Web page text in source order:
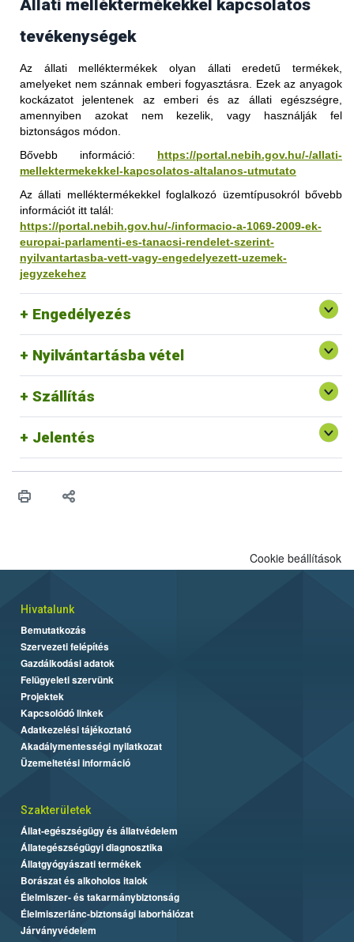
Állati melléktermékekkel kapcsolatos
tevékenységek
Az állati melléktermékek olyan állati eredetű termékek,
amelyeket nem szánnak emberi fogyasztásra. Ezek az anyagok
kockázatot jelentenek az emberi és az állati egészségre,
amennyiben azokat nem kezelik, vagy használják fel
biztonságos módon.
Bővebb információ: https://portal.nebih.gov.hu/-/allati-
mellektermekekkel-kapcsolatos-altalanos-utmutato
Az állati melléktermékekkel foglalkozó üzemtípusokról bővebb
információt itt talál:
https://portal.nebih.gov.hu/-/informacio-a-1069-2009-ek-
europai-parlamenti-es-tanacsi-rendelet-szerint-
nyilvantartasba-vett-vagy-engedelyezett-uzemek-
jegyzekehez
Engedélyezés
Nyilvántartásba vétel
Szállítás
Jelentés
Állati melléktermék éves jelentése, MR
rendszer
Állati melléktermék elektronikus bejelentési rendszer
Cookie beállítások
Hivatalunk
Bemutatkozás
Szervezeti felépítés
Gazdálkodási adatok
Felügyeleti szervünk
Projektek
Kapcsolódó linkek
Adatkezelési tájékoztató
Akadálymentességi nyilatkozat
Üzemeltetési információ
Szakterületek
Állat-egészségügy és állatvédelem
Állategészségügyi diagnosztika
Állatgyógyászati termékek
Borászat és alkoholos italok
Élelmiszer- és takarmánybiztonság
Élelmiszerlánc-biztonsági laborhálózat
Járványvédelem